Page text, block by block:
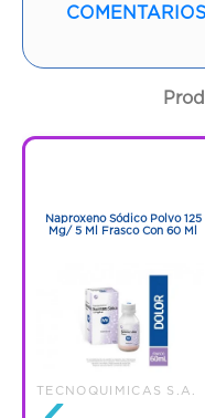
30
Código:711590
Naproxeno Sódico Polvo 125
Mg/ 5 Ml Frasco Con 60 Ml
TECNOQUIMICAS S.A.